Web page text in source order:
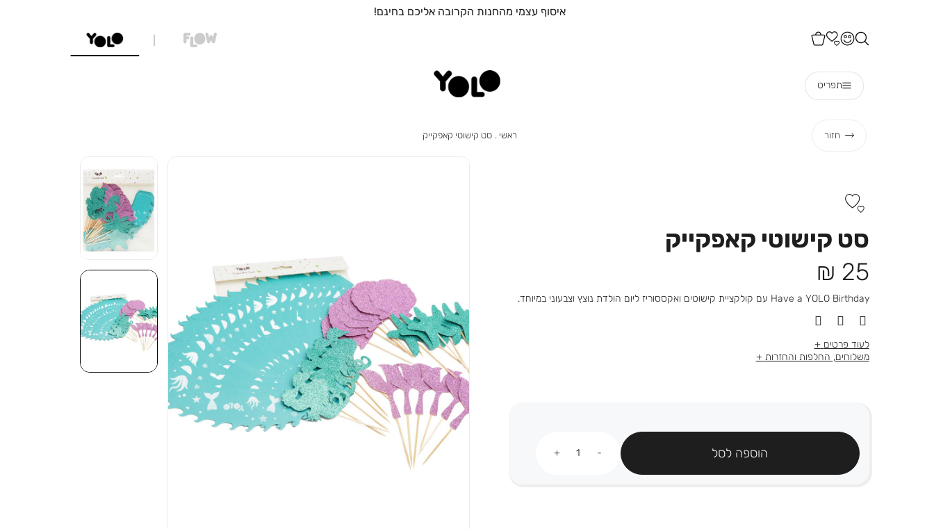
איסוף עצמי מהחנות הקרובה אליכם בחינם!
תפריט
חזור ראשי ראשי
סט קישוטי קאפקייקסט
סט קישוטי קאפקייק
מחיר
מוצר
25 ₪
Have a YOLO Birthday עם קולקציית קישוטים ואקססוריז ליום הולדת נוצץ וצבעוני במיוחד.
לעוד פרטים
משלוחים, החלפות והחזרות
הוספה לסל